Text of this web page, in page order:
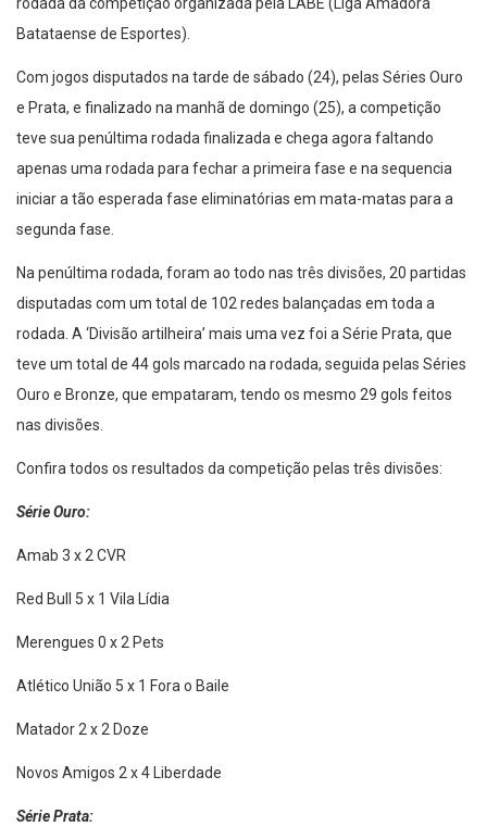
rodada da competição organizada pela LABE (Liga Amadora
Batataense de Esportes).
Com jogos disputados na tarde de sábado (24), pelas Séries Ouro
e Prata, e finalizado na manhã de domingo (25), a competição
teve sua penúltima rodada finalizada e chega agora faltando
apenas uma rodada para fechar a primeira fase e na sequencia
iniciar a tão esperada fase eliminatórias em mata-matas para a
segunda fase.
Na penúltima rodada, foram ao todo nas três divisões, 20 partidas
disputadas com um total de 102 redes balançadas em toda a
rodada. A ‘Divisão artilheira’ mais uma vez foi a Série Prata, que
teve um total de 44 gols marcado na rodada, seguida pelas Séries
Ouro e Bronze, que empataram, tendo os mesmo 29 gols feitos
nas divisões.
Confira todos os resultados da competição pelas três divisões:
Série Ouro:
Amab 3 x 2 CVR
Red Bull 5 x 1 Vila Lídia
Merengues 0 x 2 Pets
Atlético União 5 x 1 Fora o Baile
Matador 2 x 2 Doze
Novos Amigos 2 x 4 Liberdade
Série Prata: